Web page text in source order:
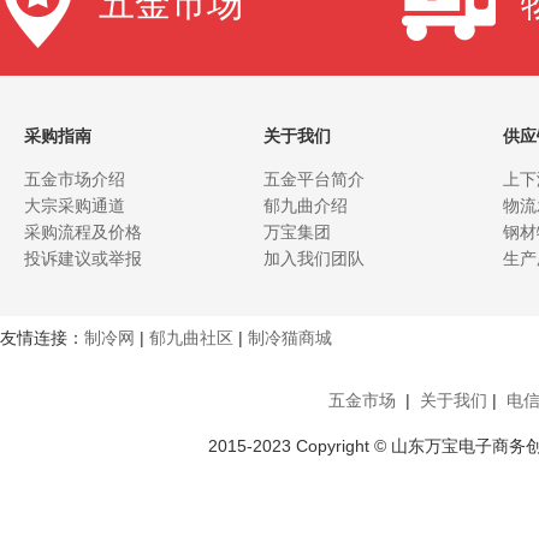
采购指南
五金市场介绍
大宗采购通道
采购流程及价格
投诉建议或举报
关于我们
五金平台简介
郁九曲介绍
万宝集团
加入我们团队
供
上
物
钢
生
友情连接： 制冷网 | 郁九曲社区 | 制冷猫商城
五金市场 | 关于我们 | 电
2015-2023 Copyright © 山东万宝电子商务